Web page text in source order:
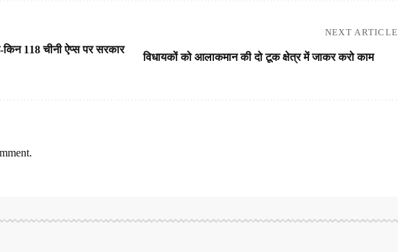
118 चीनी ऐप्स पर सरकार
NEXT ARTICLE
विधायकों को आलाकमान की दो टूक क्षेत्र में जाकर करो काम